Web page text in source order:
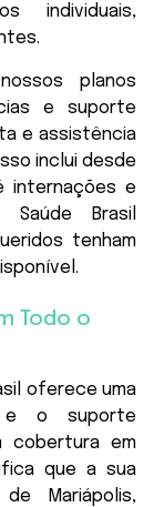
individuais,
planos
e suporte
e assistência
inclui desde
internações e
Saúde Brasil
tenham
Todo o
oferece uma
e o suporte
cobertura em
que a sua
Mariápolis,